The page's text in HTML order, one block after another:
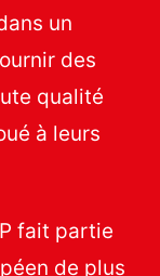
un
des
qualité
à leurs
fait partie
de plus